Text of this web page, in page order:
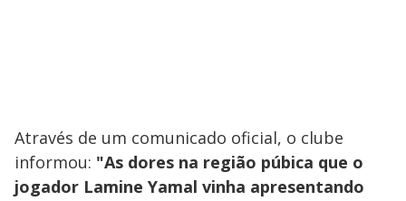
Através de um comunicado oficial, o clube
informou: "As dores na região púbica que o
jogador Lamine Yamal vinha apresentando